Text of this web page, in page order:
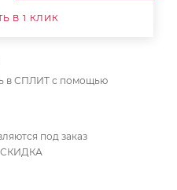
В 1 КЛИК
в СПЛИТ с помощью
под заказ
СКИДКА